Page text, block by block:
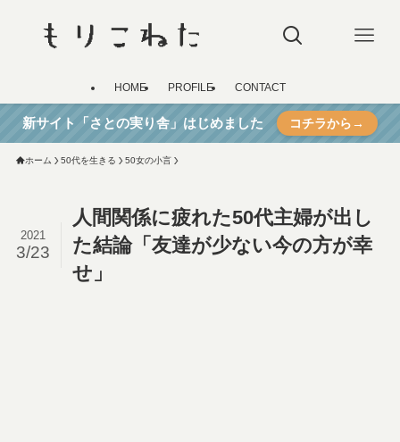
HOME PROFILE CONTACT
新サイト「さとの実り舎」はじめました コチラから→
ホーム 50代を生きる 50女の小言
人間関係に疲れた50代主婦が出し
た結論「友達が少ない今の方が幸
せ」
2021
3/23